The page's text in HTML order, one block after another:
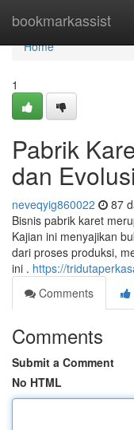
bookmarkassist
Home
Home
1
Pabrik
dan
neveqyig860022 87
Bisnis pabrik karet
Kajian ini menyajikan
dari proses produksi,
ini . https://
Comments
Comments
Submit a Comment
No HTML